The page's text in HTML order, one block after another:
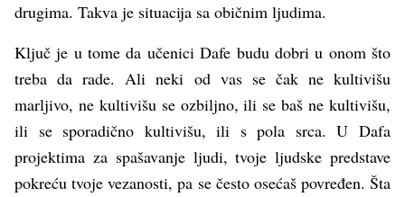
drugima. Takva je situacija sa običnim ljudima.
Ključ je u tome da učenici Dafe budu dobri u onom što
treba da rade. Ali neki od vas se čak ne kultivišu
marljivo, ne kultivišu se ozbiljno, ili se baš ne kultivišu,
ili se sporadično kultivišu, ili s pola srca. U Dafa
projektima za spašavanje ljudi, tvoje ljudske predstave
pokreću tvoje vezanosti, pa se često osećaš povređen. Šta